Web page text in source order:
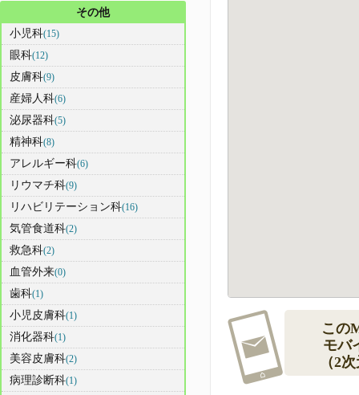
この
モバ
（2
その他
小児科(15)
眼科(12)
皮膚科(9)
産婦人科(6)
泌尿器科(5)
精神科(8)
アレルギー科(6)
リウマチ科(9)
リハビリテーション科(16)
気管食道科(2)
救急科(2)
血管外来(0)
歯科(1)
小児皮膚科(1)
消化器科(1)
美容皮膚科(2)
病理診断科(1)